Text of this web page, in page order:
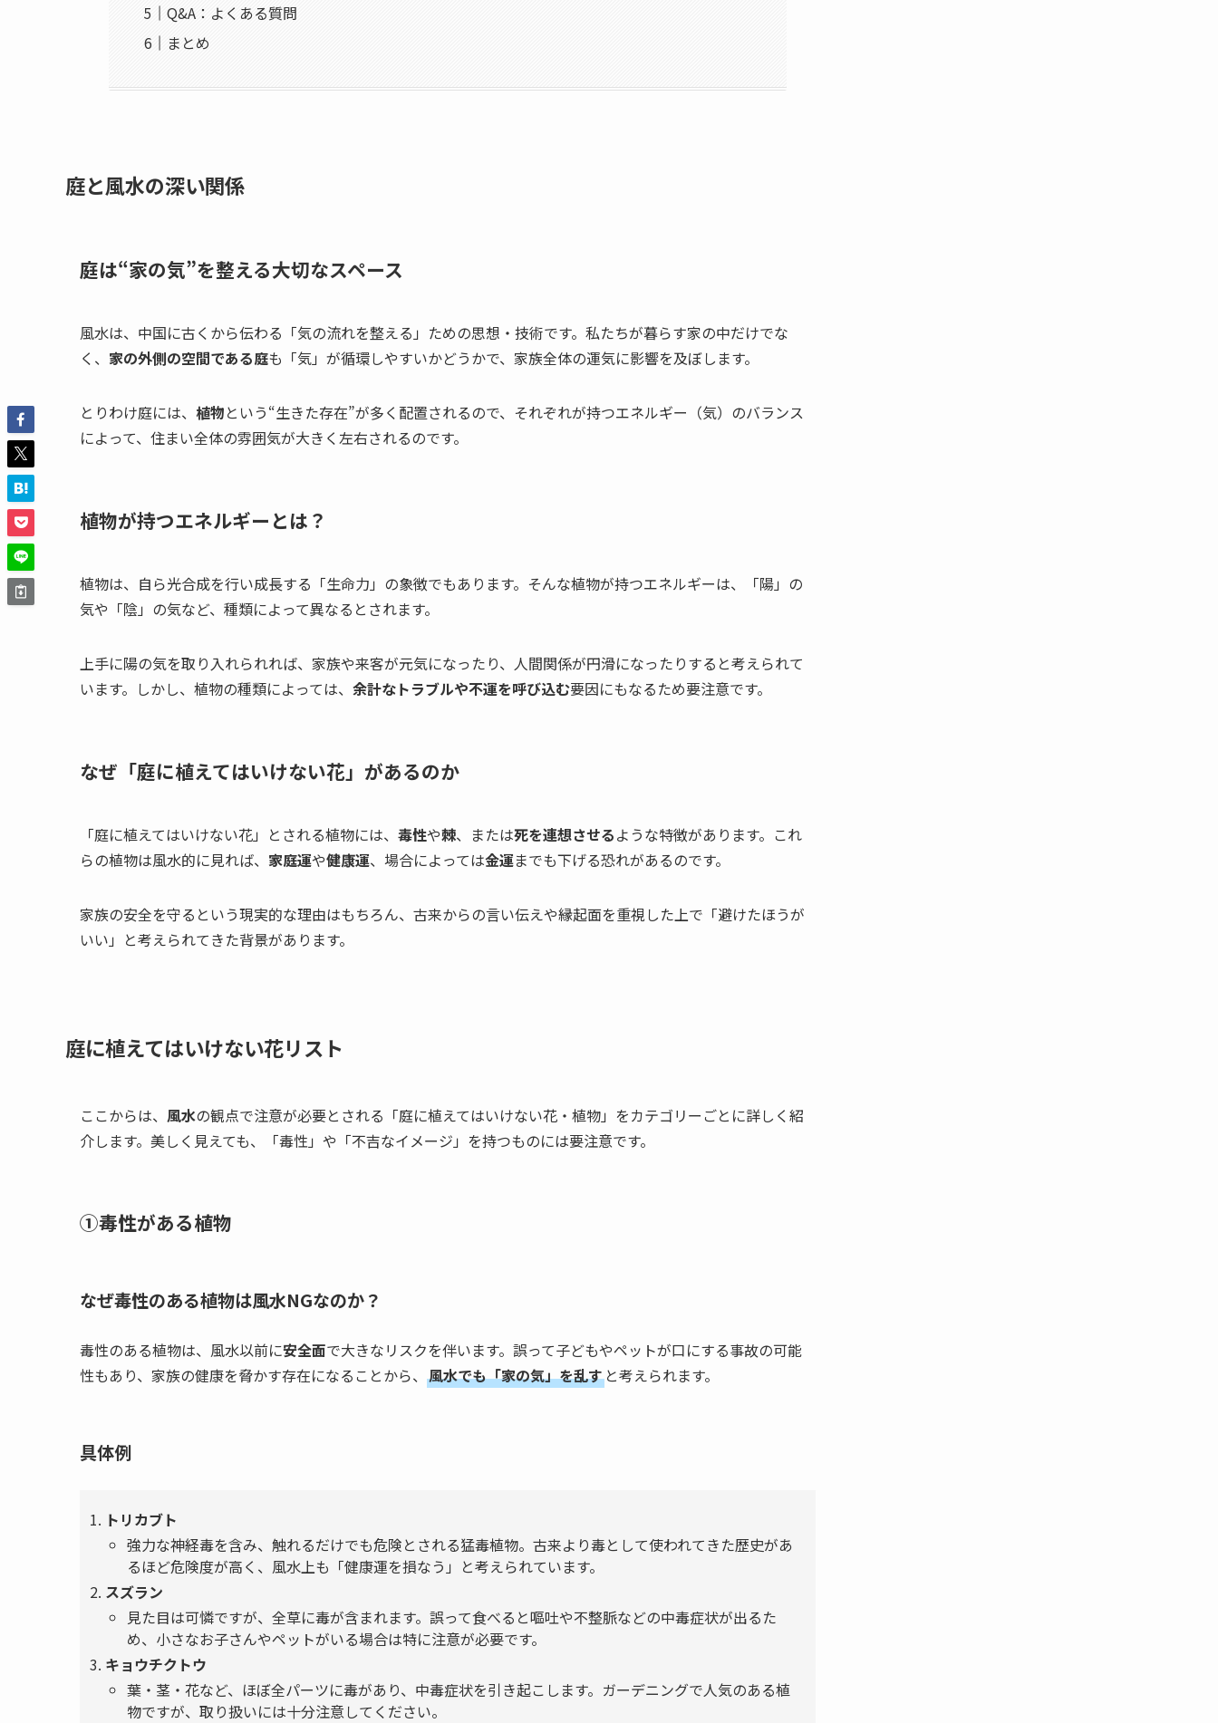
Q&A：よくある質問
まとめ
庭と風水の深い関係
庭は“家の気”を整える大切なスペース
風水は、中国に古くから伝わる「気の流れを整える」ための思想・技術です。私たちが暮らす家の中だけでな
く、 家の外側の空間である庭も「気」が循環しやすいかどうかで、家族全体の運気に影響を及ぼします。
とりわけ庭には、 植物という“生きた存在”が多く配置されるので、それぞれが持つエネルギー（気）のバランス
によって、住まい全体の雰囲気が大きく左右されるのです。
植物が持つエネルギーとは？
植物は、自ら光合成を行い成長する「生命力」の象徴でもあります。そんな植物が持つエネルギーは、「陽」の
気や「陰」の気など、種類によって異なるとされます。
上手に陽の気を取り入れられれば、家族や来客が元気になったり、人間関係が円滑になったりすると考えられて
います。しかし、植物の種類によっては、 余計なトラブルや不運を呼び込む要因にもなるため要注意です。
なぜ「庭に植えてはいけない花」があるのか
「庭に植えてはいけない花」とされる植物には、 毒性や棘、または死を連想させるような特徴があります。これ
らの植物は風水的に見れば、 家庭運や健康運、場合によっては金運までも下げる恐れがあるのです。
家族の安全を守るという現実的な理由はもちろん、古来からの言い伝えや縁起面を重視した上で「避けたほうが
いい」と考えられてきた背景があります。
庭に植えてはいけない花リスト
ここからは、 風水の観点で注意が必要とされる「庭に植えてはいけない花・植物」をカテゴリーごとに詳しく紹
介します。美しく見えても、「毒性」や「不吉なイメージ」を持つものには要注意です。
①毒性がある植物
なぜ毒性のある植物は風水NGなのか？
毒性のある植物は、風水以前に安全面で大きなリスクを伴います。誤って子どもやペットが口にする事故の可能
性もあり、家族の健康を脅かす存在になることから、 風水でも「家の気」を乱す と考えられます。
具体例
トリカブト
強力な神経毒を含み、触れるだけでも危険とされる猛毒植物。古来より毒として使われてきた歴史があ
るほど危険度が高く、風水上も「健康運を損なう」と考えられています。
スズラン
見た目は可憐ですが、全草に毒が含まれます。誤って食べると嘔吐や不整脈などの中毒症状が出るた
め、小さなお子さんやペットがいる場合は特に注意が必要です。
キョウチクトウ
葉・茎・花など、ほぼ全パーツに毒があり、中毒症状を引き起こします。ガーデニングで人気のある植
物ですが、取り扱いには十分注意してください。